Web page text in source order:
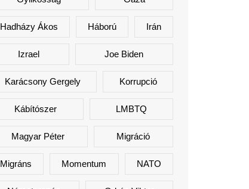
Hadházy Ákos Háború Irán
Izrael Joe Biden
Karácsony Gergely Korrupció
Kábítószer LMBTQ
Magyar Péter Migráció
Migráns Momentum NATO